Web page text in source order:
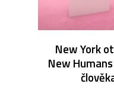
New York
New